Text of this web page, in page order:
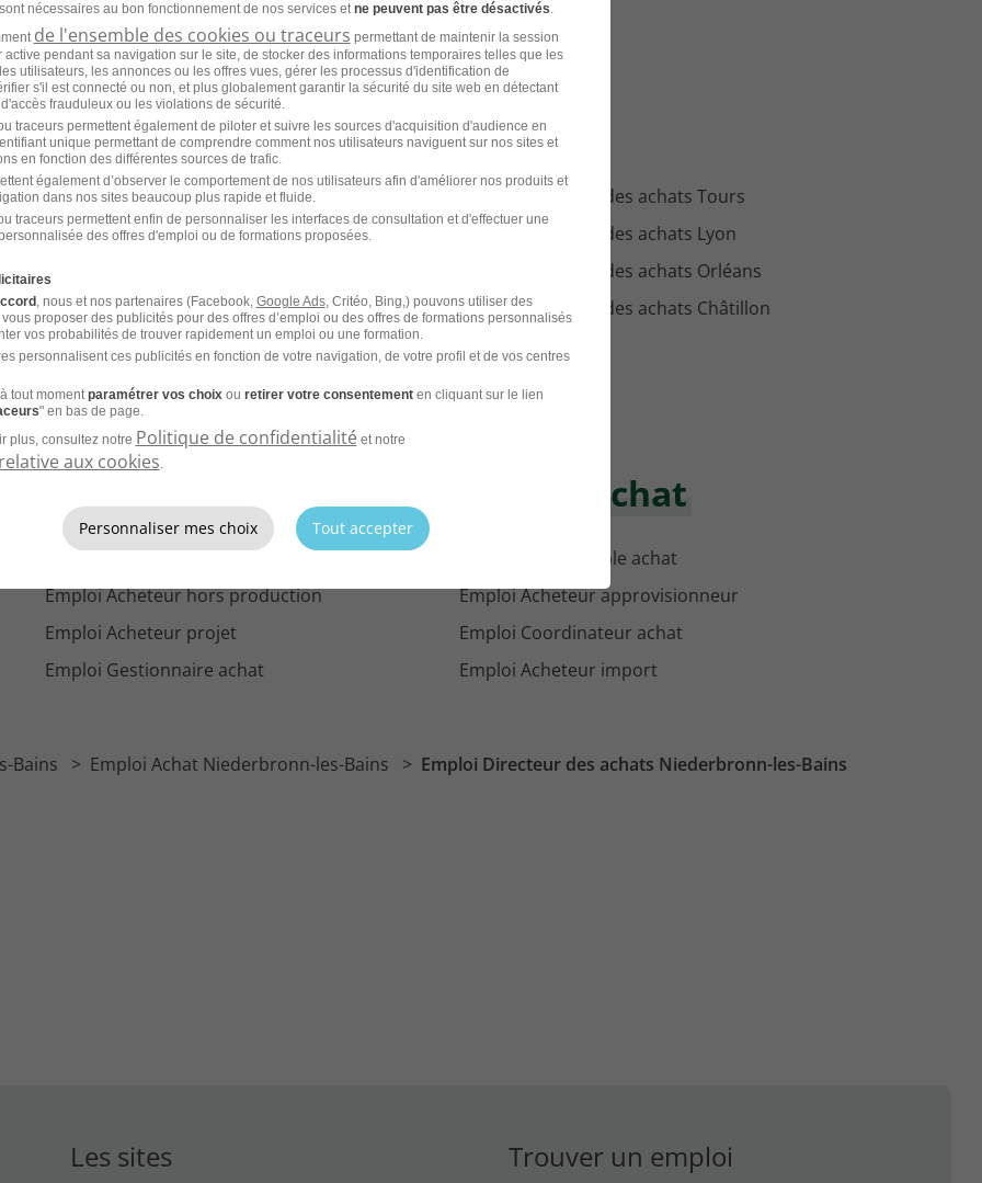
pour le métier
d'autres villes
Emploi Directeur des achats Toulouse
Emploi Directeur des achats Tours
Emploi Directeur des achats Lille
Emploi Directeur des achats Lyon
Emploi Directeur des achats Nantes
Emploi Directeur des achats Orléans
Emploi Directeur des achats Cergy Emploi Directeur des achats Châtillon
ville
par métier dans le domaine Achat
Emploi Assistant achat
Emploi Responsable achat
Emploi Acheteur hors production
Emploi Acheteur approvisionneur
Emploi Acheteur projet
Emploi Coordinateur achat
Emploi Gestionnaire achat Emploi Acheteur import
Bains Emploi Achat Niederbronn-les-Bains Emploi Directeur des achats Niederbronn-les-Bains
Les sites Trouver un emploi
nécessaires au bon fonctionnement de nos services etne peuvent pas être désactivés.
de l'ensemble des cookies ou traceurs permettant de maintenir la session
active pendant sa navigation sur le site, de stocker des informations temporaires telles que les
utilisateurs, les annonces ou les offres vues, gérer les processus d'identification de
s'il est connecté ou non, et plus globalement garantir la sécurité du site web en détectant
d'accès frauduleux ou les violations de sécurité.
traceurs permettent également de piloter et suivre les sources d'acquisition d'audience en
unique permettant de comprendre comment nos utilisateurs naviguent sur nos sites et
en fonction des différentes sources de trafic.
également d’observer le comportement de nos utilisateurs afin d'améliorer nos produits et
dans nos sites beaucoup plus rapide et fluide.
traceurs permettent enfin de personnaliser les interfaces de consultation et d'effectuer une
des offres d'emploi ou de formations proposées.
, nous et nos partenaires (Facebook, Google Ads, Critéo, Bing,) pouvons utiliser des
proposer des publicités pour des offres d’emploi ou des offres de formations personnalisés
vos probabilités de trouver rapidement un emploi ou une formation.
personnalisent ces publicités en fonction de votre navigation, de votre profil et de vos centres
tout momentparamétrer vos choixou retirer votre consentementen cliquant sur le lien
" en bas de page.
plus, consultez notre Politique de confidentialité et notre
aux cookies.
Personnaliser mes choix Tout accepter